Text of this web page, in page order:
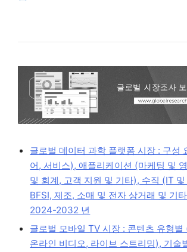
글로벌 데이터 과학 플랫폼 시장 : 구성
어, 서비스), 애플리케이션 (마케팅 및
및 회계, 고객 지원 및 기타), 수직 (IT
BFSI, 제조, 소매 및 전자 상거래 및 기
2024-2032 년
글로벌 모바일 TV 시장 : 콘텐츠 유형별
온라인 비디오, 라이브 스트리밍), 기술